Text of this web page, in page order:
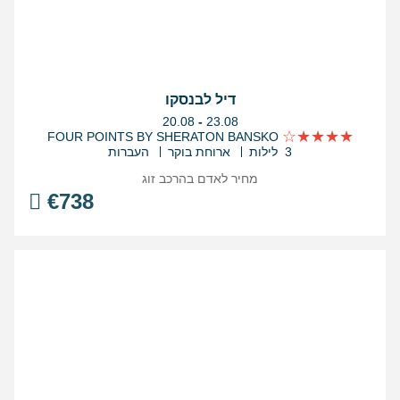
דיל לבנסקו
בין
התאריכים,
20.08 - 23.08
FOUR POINTS BY SHERATON BANSKO
3 לילות
ארוחת בוקר העברות
€738
מחיר לאדם בהרכב זוג